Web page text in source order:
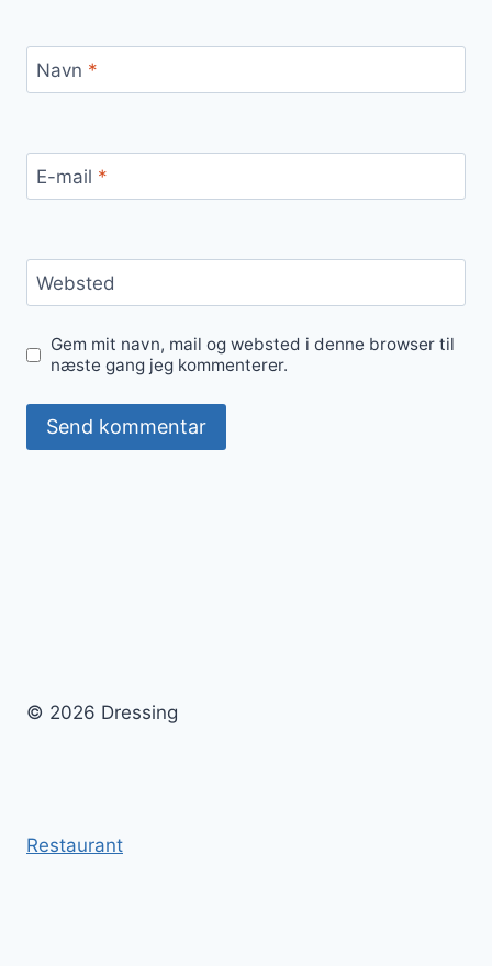
Navn *
E-mail *
Websted
Gem mit navn, mail og websted i denne browser til
næste gang jeg kommenterer.
© 2026 Dressing
Restaurant